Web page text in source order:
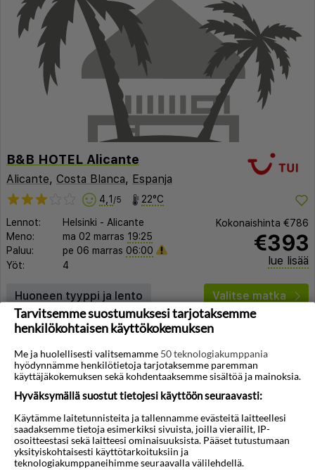
B&B HOTEL Alicante
Alicante, Costa Blanca, Espanja
4,1 /5 22°C
Lennot: Helsinki - Alicante
Meno:
ma 02 marras 19:25
Paluu:
pe 06 marras 06:00
Yöt:
4
Kokonaishinta €786
€393
lue lisää
Huoneen tyyppi ja lento Valitse matka
Tarvitsemme suostumuksesi tarjotaksemme
henkilökohtaisen käyttökokemuksen
Me ja huolellisesti valitsemamme 50 teknologiakumppania
hyödynnämme henkilötietoja tarjotaksemme paremman
käyttäjäkokemuksen sekä kohdentaaksemme sisältöä ja mainoksia.
Hyväksymällä suostut tietojesi käyttöön seuraavasti:
Käytämme laitetunnisteita ja tallennamme evästeitä laitteellesi
saadaksemme tietoja esimerkiksi sivuista, joilla vierailit, IP-
osoitteestasi sekä laitteesi ominaisuuksista. Pääset tutustumaan
yksityiskohtaisesti käyttötarkoituksiin ja
teknologiakumppaneihimme seuraavalla välilehdellä.